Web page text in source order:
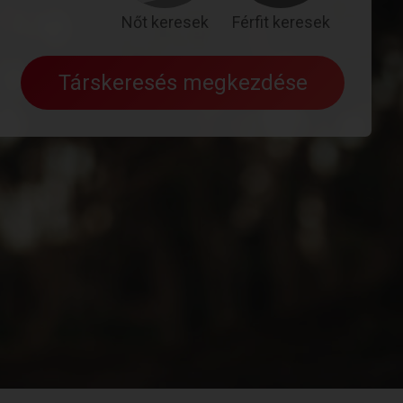
Nőt keresek Férfit keresek
Társkeresés megkezdése